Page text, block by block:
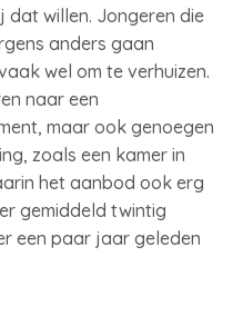
dat willen. Jongeren die
anders gaan
wel om te verhuizen.
naar een
maar ook genoegen
zoals een kamer in
het aanbod ook erg
gemiddeld twintig
een paar jaar geleden